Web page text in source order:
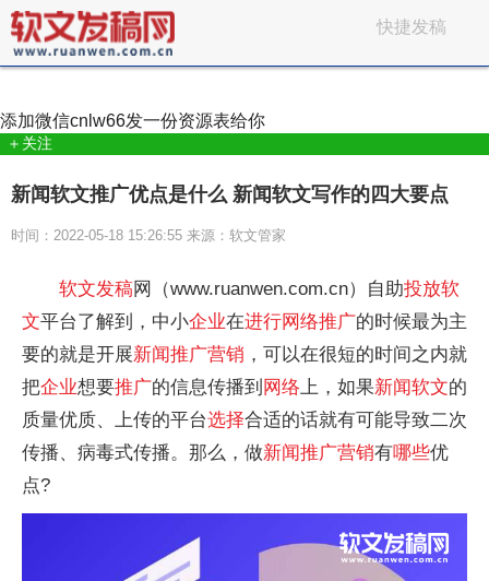
快捷发稿
添加微信cnlw66发一份资源表给你
＋关注
新闻软文推广优点是什么 新闻软文写作的四大要点
时间：2022-05-18 15:26:55 来源：软文管家
软文发稿网（www.ruanwen.com.cn）自助投放软
文平台了解到，中小企业在进行网络推广的时候最为主
要的就是开展新闻推广营销 ，可以在很短的时间之内就
把企业想要推广的信息传播到 网络上，如果新闻软文的
质量优质、上传的平台选择合适的话就有可能导致二次
传播、病毒式传播。那么，做新闻推广营销有哪些优
点?